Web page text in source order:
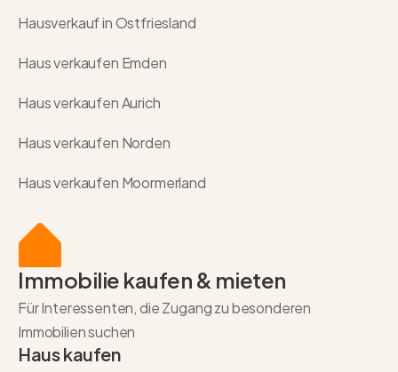
Hausverkauf in Ostfriesland
Haus verkaufen Emden
Haus verkaufen Aurich
Haus verkaufen Norden
Haus verkaufen Moormerland
Immobilie kaufen & mieten
Für Interessenten, die Zugang zu besonderen
Immobilien suchen
Haus kaufen